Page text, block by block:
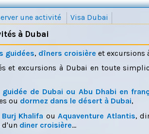
une activité Visa Dubai
à Dubai
guidées, dîners croisière et excursions
et excursions à Dubai en toute
de Dubai ou Abu Dhabi en
ou dormez dans le désert à Dubai,
Khalifa ou Aquaventure Atlantis,
d'un diner croisière...